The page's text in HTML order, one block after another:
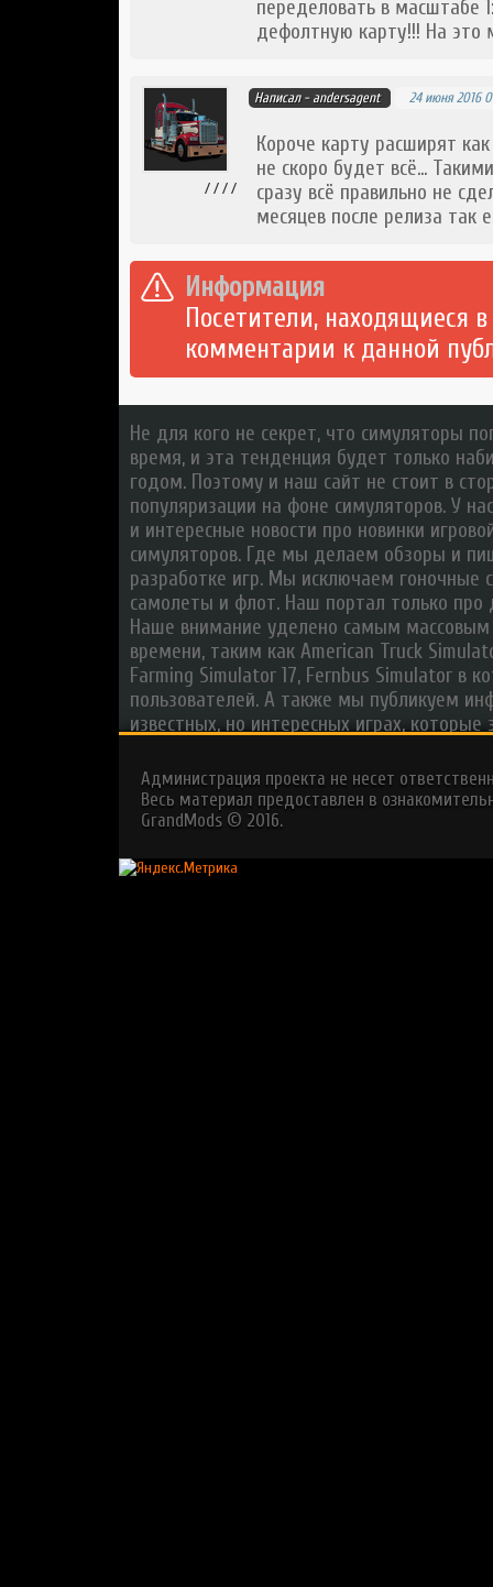
переделовать в масштабе
дефолтную карту!!! На это
Написал - andersagent 24 июня 2016
Короче карту расширят
не скоро будет всё...
сразу всё правильно не
месяцев после релиза так
/ / / /
Информация
Посетители, находящиеся
комментарии к данной
Не для кого не секрет, что симуляторы
время, и эта тенденция будет только
годом. Поэтому и наш сайт не стоит в
популяризации на фоне симуляторов. У
и интересные новости про новинки
симуляторов. Где мы делаем обзоры и
разработке игр. Мы исключаем гоночные
самолеты и флот. Наш портал только
Наше внимание уделено самым
времени, таким как American Truck
Farming Simulator 17, Fernbus Simulator в
пользователей. А также мы публикуем
известных, но интересных играх, которые
Администрация проекта не несет
Весь материал предоставлен в
GrandMods© 2016.